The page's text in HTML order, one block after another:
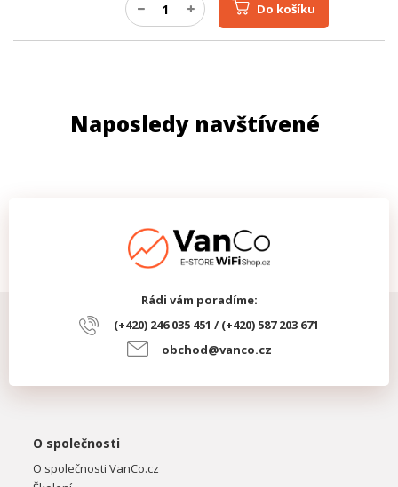
Do košíku
Naposledy navštívené
Rádi vám poradíme:
(+420) 246 035 451 / (+420) 587 203 671
obchod@vanco.cz
O společnosti
O společnosti VanCo.cz